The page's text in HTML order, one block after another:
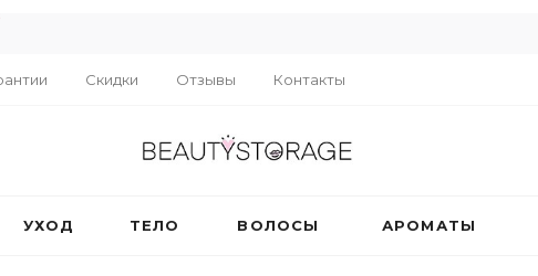
Скидки Отзывы Контакты
УХОД ТЕЛО ВОЛОСЫ АРОМАТЫ